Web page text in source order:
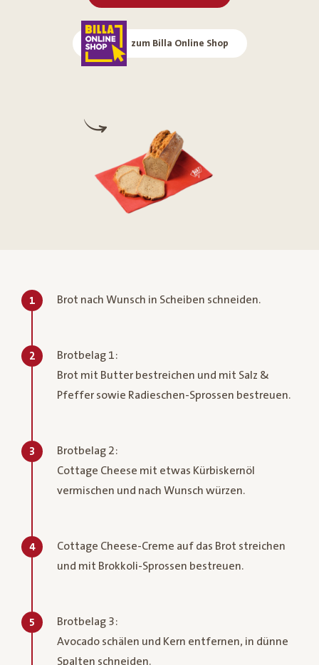
zum Billa Online Shop
1 Brot nach Wunsch in Scheiben schneiden.
2
Brotbelag 1:
Brot mit Butter bestreichen und mit Salz &
Pfeffer sowie Radieschen-Sprossen bestreuen.
3
Brotbelag 2:
Cottage Cheese mit etwas Kürbiskernöl
vermischen und nach Wunsch würzen.
4
Cottage Cheese-Creme auf das Brot streichen
und mit Brokkoli-Sprossen bestreuen.
5
Brotbelag 3:
Avocado schälen und Kern entfernen, in dünne
Spalten schneiden.